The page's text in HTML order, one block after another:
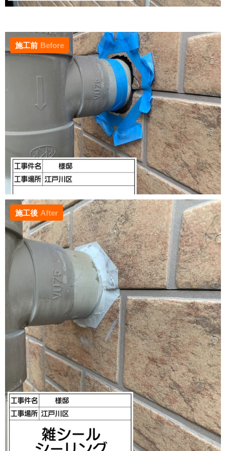
施工前 Before
施工後 After